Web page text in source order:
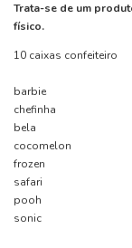
Trata-se de um
físico.
10 caixas confeiteiro
barbie
chefinha
bela
cocomelon
frozen
safari
pooh
sonic